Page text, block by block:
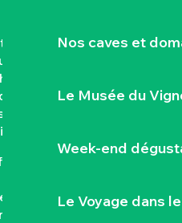
Nos caves et
Le Musée du
Week-end
Le Voyage dans
vendanges,
Toute l’année, le
de ses rendez-vous
de Loire aux coteaux de
un lien fort entre
dans le Vignoble
est l’agenda de
mis à jour
des sorties dans le